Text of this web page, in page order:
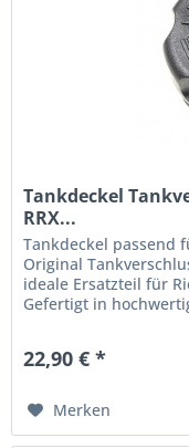
Tankdeckel
RRX...
Tankdeckel passend
Original
ideale Ersatzteil für
Gefertigt in
22,90 € *
Merken